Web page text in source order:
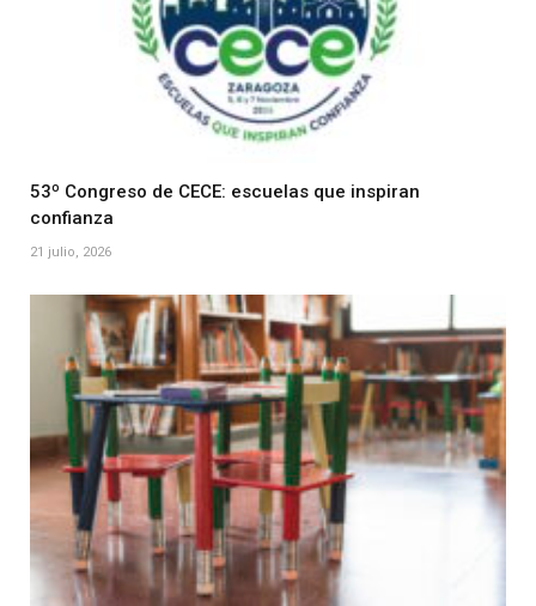
53º Congreso de CECE: escuelas que inspiran
confianza
21 julio, 2026